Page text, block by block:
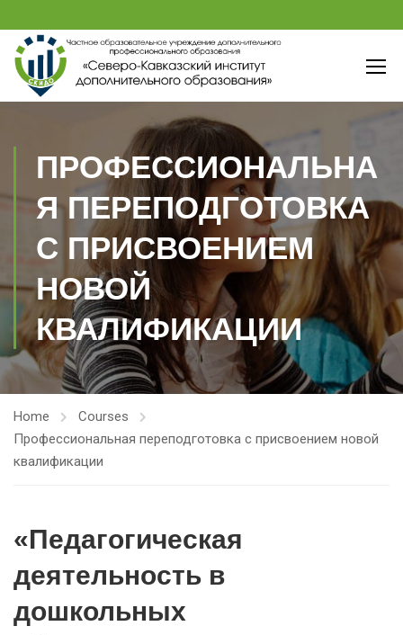
ПРОФЕССИОНАЛЬНА
Я ПЕРЕПОДГОТОВКА
С ПРИСВОЕНИЕМ
НОВОЙ
КВАЛИФИКАЦИИ
Home
Courses
Профессиональная переподготовка с присвоением новой
квалификации
«Педагогическая
деятельность в
дошкольных